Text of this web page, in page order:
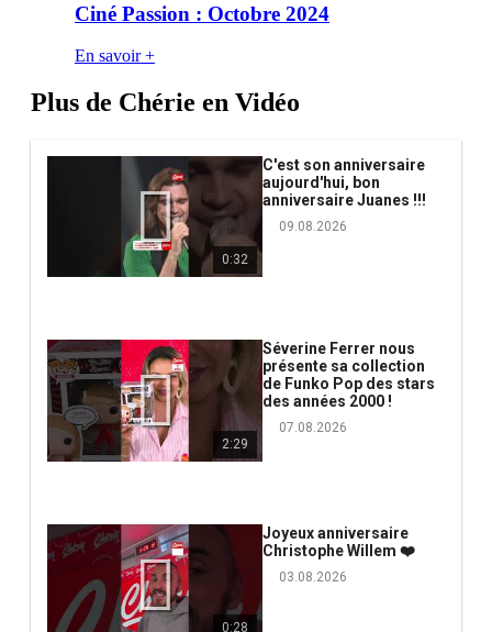
Ciné Passion : Octobre 2024
En savoir +
Plus de Chérie en Vidéo
0:32
C'est son anniversaire
aujourd'hui, bon
anniversaire Juanes !!!
09.08.2026
2:29
Séverine Ferrer nous
présente sa collection
de Funko Pop des stars
des années 2000 !
07.08.2026
0:28
Joyeux anniversaire
Christophe Willem ❤️
03.08.2026